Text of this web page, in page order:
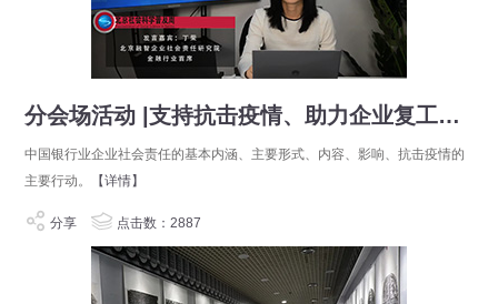
分会场活动 |支持抗击疫情、助力企业复工复产——银行金融机构在行动
中国银行业企业社会责任的基本内涵、主要形式、内容、影响、抗击疫情的
主要行动。
【详情】
分享 点击数：2887